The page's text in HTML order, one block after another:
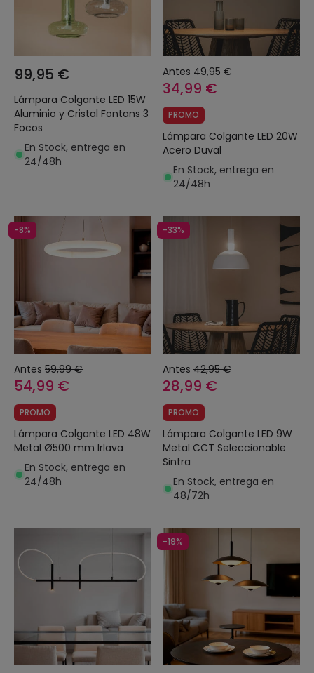
99,95 €
Lámpara Colgante LED 15W
Aluminio y Cristal Fontans 3
Focos
En Stock, entrega en
24/48h
Antes 49,95 €
34,99 €
PROMO
Lámpara Colgante LED 20W
Acero Duval
En Stock, entrega en
24/48h
-8%
Antes 59,99 €
54,99 €
PROMO
Lámpara Colgante LED 48W
Metal Ø500 mm Irlava
En Stock, entrega en
24/48h
-33%
Antes 42,95 €
28,99 €
PROMO
Lámpara Colgante LED 9W
Metal CCT Seleccionable
Sintra
En Stock, entrega en
48/72h
-19%